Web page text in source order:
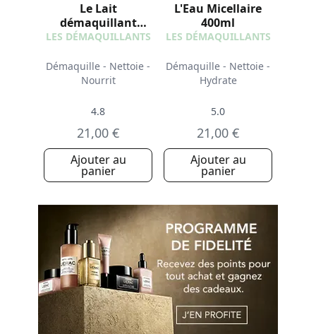
Le Lait
démaquillant
400ml
LES DÉMAQUILLANTS
Démaquille - Nettoie -
Nourrit
4.8
21,00 €
Ajouter au
panier
L'Eau Micellaire
400ml
LES DÉMAQUILLANTS
Démaquille - Nettoie -
Hydrate
5.0
21,00 €
Ajouter au
panier